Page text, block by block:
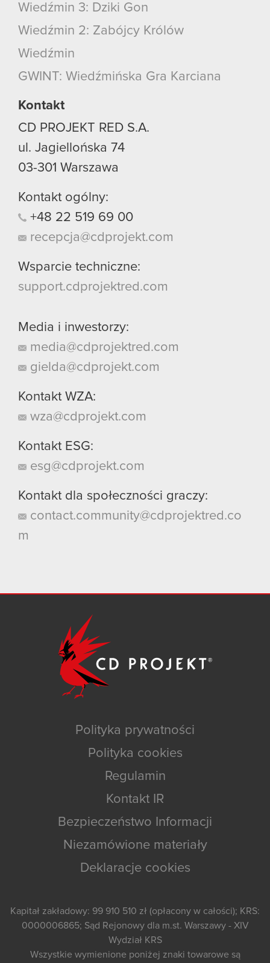
Wiedźmin 3: Dziki Gon
Wiedźmin 2: Zabójcy Królów
Wiedźmin
GWINT: Wiedźmińska Gra Karciana
Kontakt
CD PROJEKT RED S.A.
ul. Jagiellońska 74
03-301 Warszawa
Kontakt ogólny:
+48 22 519 69 00
recepcja@cdprojekt.com
Wsparcie techniczne:
support.cdprojektred.com
Media i inwestorzy:
media@cdprojektred.com
gielda@cdprojekt.com
Kontakt WZA:
wza@cdprojekt.com
Kontakt ESG:
esg@cdprojekt.com
Kontakt dla społeczności graczy:
contact.community@cdprojektred.co
m
Polityka prywatności
Polityka cookies
Regulamin
Kontakt IR
Bezpieczeństwo Informacji
Niezamówione materiały
Deklaracje cookies
Kapitał zakładowy: 99 910 510 zł (opłacony w całości); KRS:
0000006865; Sąd Rejonowy dla m.st. Warszawy - XIV
Wydział KRS
Wszystkie wymienione poniżej znaki towarowe są